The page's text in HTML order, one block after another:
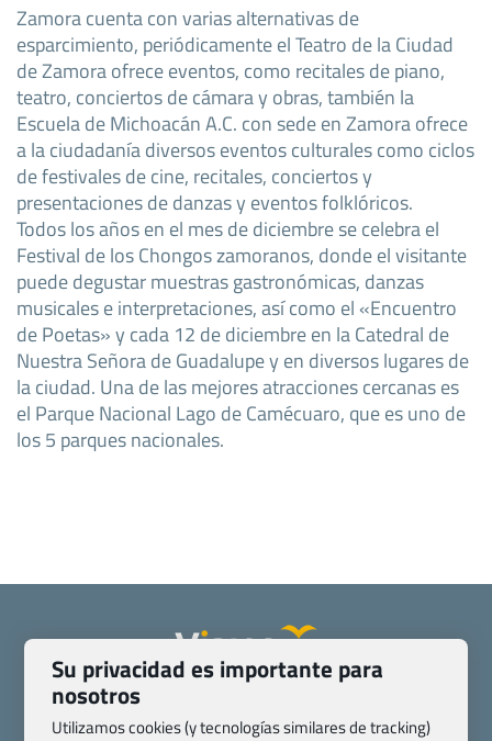
Zamora cuenta con varias alternativas de
esparcimiento, periódicamente el Teatro de la Ciudad
de Zamora ofrece eventos, como recitales de piano,
teatro, conciertos de cámara y obras, también la
Escuela de Michoacán A.C. con sede en Zamora ofrece
a la ciudadanía diversos eventos culturales como ciclos
de festivales de cine, recitales, conciertos y
presentaciones de danzas y eventos folklóricos.
Todos los años en el mes de diciembre se celebra el
Festival de los Chongos zamoranos, donde el visitante
puede degustar muestras gastronómicas, danzas
musicales e interpretaciones, así como el «Encuentro
de Poetas» y cada 12 de diciembre en la Catedral de
Nuestra Señora de Guadalupe y en diversos lugares de
la ciudad. Una de las mejores atracciones cercanas es
el Parque Nacional Lago de Camécuaro, que es uno de
los 5 parques nacionales.
Pasaporte, Visado, Salud y otras disposiciones específicas
Su privacidad es importante para
nosotros
Utilizamos cookies (y tecnologías similares de tracking)